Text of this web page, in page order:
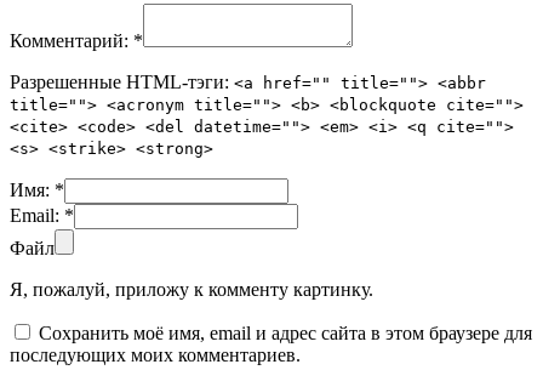
Комментарий: *
Разрешенные HTML-тэги: <a href="" title=""> <abbr
title=""> <acronym title=""> <b> <blockquote cite="">
<cite> <code> <del datetime=""> <em> <i> <q cite="">
<s> <strike> <strong>
Имя: *
Email: *
Файл
Я, пожалуй, приложу к комменту картинку.
Сохранить моё имя, email и адрес сайта в этом браузере для
последующих моих комментариев.